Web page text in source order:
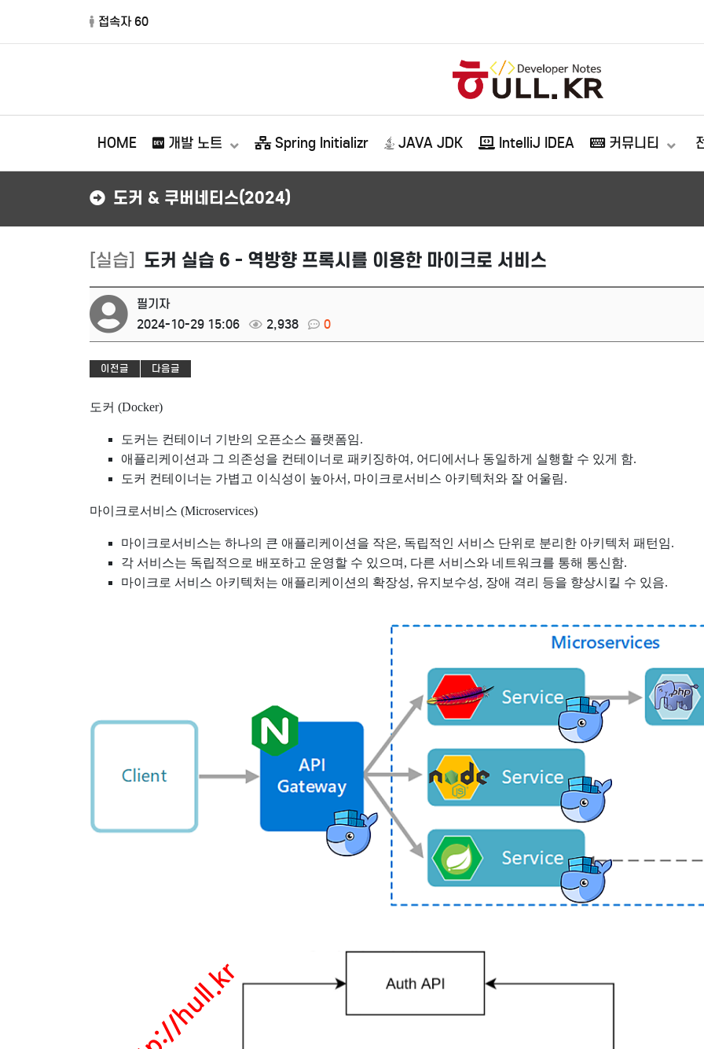
접속자 60
HOME 개발 노트 Spring Initializr JAVA JDK IntelliJ IDEA 커뮤니티
도커 & 쿠버네티스(2024)
[실습] 도커 실습 6 - 역방향 프록시를 이용한 마이크로 서비스
필기자
2024-10-29 15:06
2,938 0
이전글 다음글
도커 (Docker)
도커는 컨테이너 기반의 오픈소스 플랫폼임.
애플리케이션과 그 의존성을 컨테이너로 패키징하여, 어디에서나 동일하게 실행할 수 있게 함.
도커 컨테이너는 가볍고 이식성이 높아서, 마이크로서비스 아키텍처와 잘 어울림.
마이크로서비스 (Microservices)
마이크로서비스는 하나의 큰 애플리케이션을 작은, 독립적인 서비스 단위로 분리한 아키텍처 패턴임.
각 서비스는 독립적으로 배포하고 운영할 수 있으며, 다른 서비스와 네트워크를 통해 통신함.
마이크로 서비스 아키텍처는 애플리케이션의 확장성, 유지보수성, 장애 격리 등을 향상시킬 수 있음.